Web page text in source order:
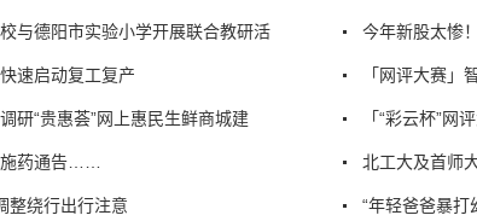
与德阳市实验小学开展联合教研活
速启动复工复产
研“贵惠荟”网上惠民生鲜商城建
施药通告……
整绕行出行注意
今年新股太惨
「网评大赛」
「“彩云杯”网
北工大及首师
“年轻爸爸暴打